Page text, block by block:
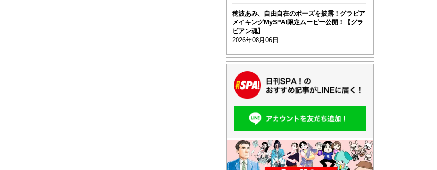
穂波あみ、自由自在のポーズを披露！グラビア
メイキングMySPA!限定ムービー公開！【グラ
ビアン魂】
2026年08月06日